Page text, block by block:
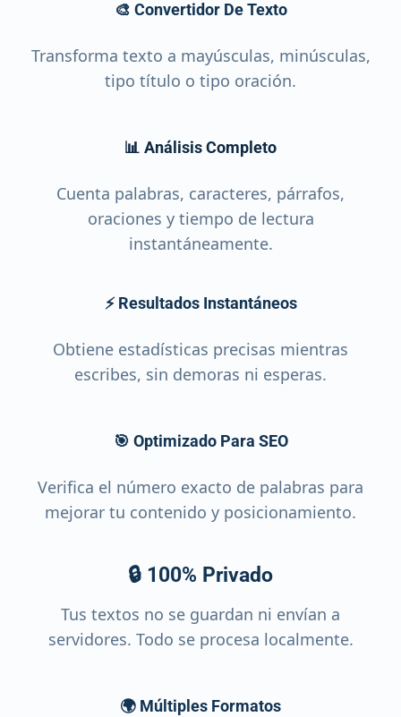
🎨 Convertidor De Texto
Transforma texto a mayúsculas, minúsculas,
tipo título o tipo oración.
📊 Análisis Completo
Cuenta palabras, caracteres, párrafos,
oraciones y tiempo de lectura
instantáneamente.
⚡ Resultados Instantáneos
Obtiene estadísticas precisas mientras
escribes, sin demoras ni esperas.
🎯 Optimizado Para SEO
Verifica el número exacto de palabras para
mejorar tu contenido y posicionamiento.
🔒 100% Privado
Tus textos no se guardan ni envían a
servidores. Todo se procesa localmente.
🌍 Múltiples Formatos